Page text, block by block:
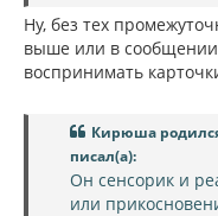
Ну, без тех
выше или в сообщении
воспринимать
Кирюша родился
писал(а):
Он сенсорик и
или